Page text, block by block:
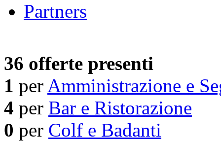
Partners
36 offerte presenti
1 per Amministrazione e
4 per Bar e Ristorazione
0 per Colf e Badanti